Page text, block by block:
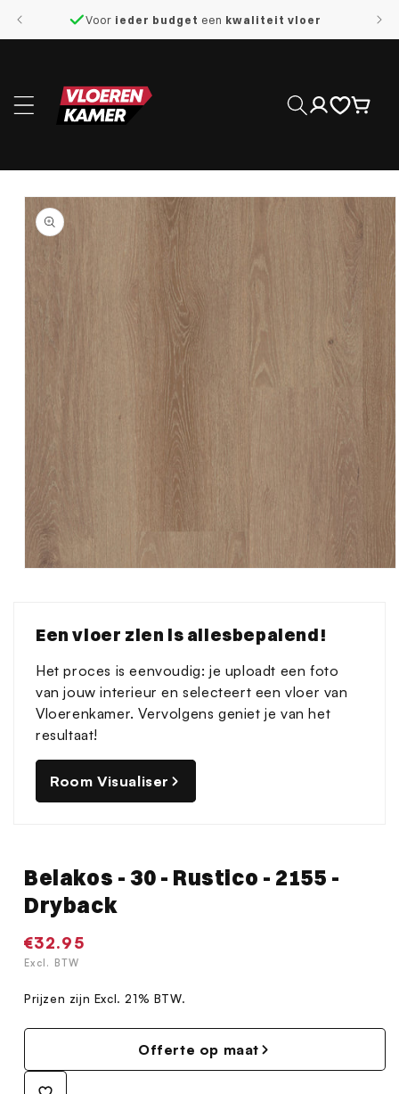
naar de
Voor ieder budget een kwaliteit vloer
Inloggen
direct naar
modaal
Een vloer zien is allesbepalend!
Het proces is eenvoudig: je uploadt een foto
van jouw interieur en selecteert een vloer van
Vloerenkamer. Vervolgens geniet je van het
resultaat!
Room Visualiser
Belakos - 30 - Rustico - 2155 -
Dryback
Normale
prijs
€32.95
Excl. BTW
Prijzen zijn Excl. 21% BTW.
Offerte op maat